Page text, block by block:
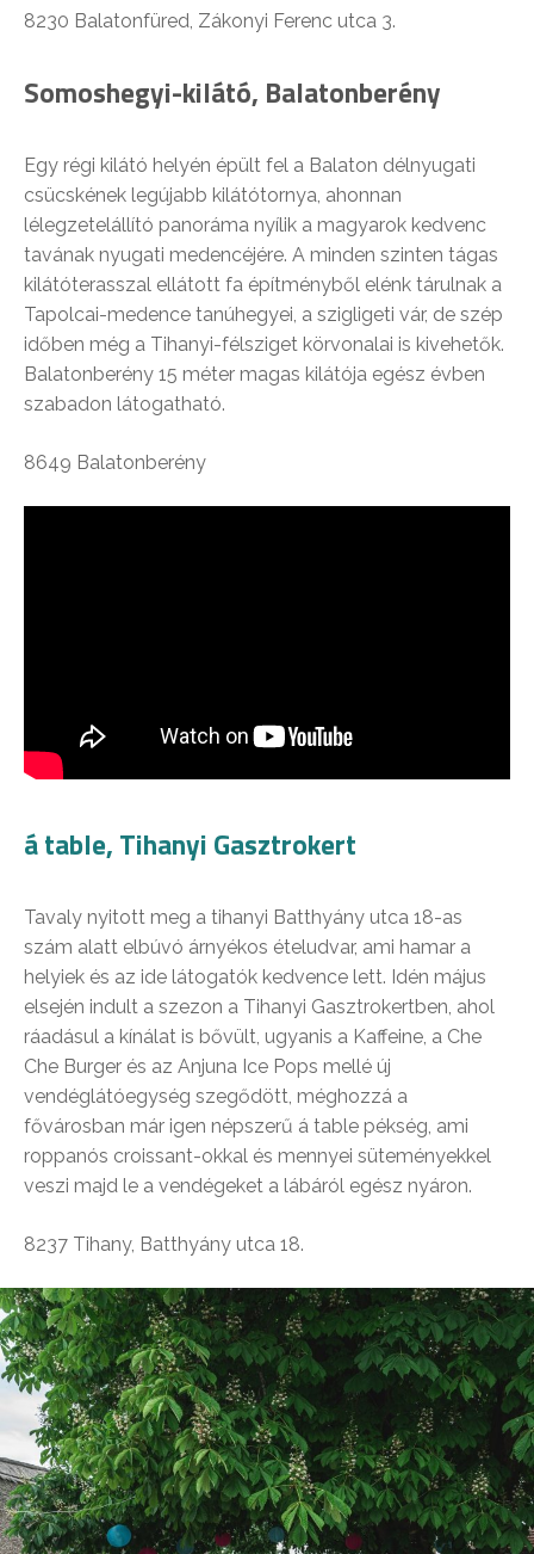
8230 Balatonfüred, Zákonyi Ferenc utca 3.
Somoshegyi-kilátó, Balatonberény
Egy régi kilátó helyén épült fel a Balaton délnyugati
csücskének legújabb kilátótornya, ahonnan
lélegzetelállító panoráma nyílik a magyarok kedvenc
tavának nyugati medencéjére. A minden szinten tágas
kilátóterasszal ellátott fa építményből elénk tárulnak a
Tapolcai-medence tanúhegyei, a szigligeti vár, de szép
időben még a Tihanyi-félsziget körvonalai is kivehetők.
Balatonberény 15 méter magas kilátója egész évben
szabadon látogatható.
8649 Balatonberény
á table, Tihanyi Gasztrokert
Tavaly nyitott meg a tihanyi Batthyány utca 18-as
szám alatt elbúvó árnyékos ételudvar, ami hamar a
helyiek és az ide látogatók kedvence lett. Idén május
elsején indult a szezon a Tihanyi Gasztrokertben, ahol
ráadásul a kínálat is bővült, ugyanis a Kaffeine, a Che
Che Burger és az Anjuna Ice Pops mellé új
vendéglátóegység szegődött, méghozzá a
fővárosban már igen népszerű á table pékség, ami
roppanós croissant-okkal és mennyei süteményekkel
veszi majd le a vendégeket a lábáról egész nyáron.
8237 Tihany, Batthyány utca 18.